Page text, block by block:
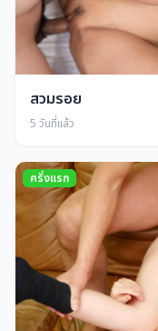
สวมรอย
5 วันที่แล้ว
ครั่งแรก